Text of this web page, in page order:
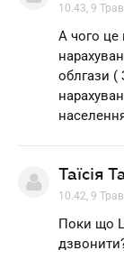
10.43, 9
А чого це
облгази (
Таїсія
10.42, 9
Поки що